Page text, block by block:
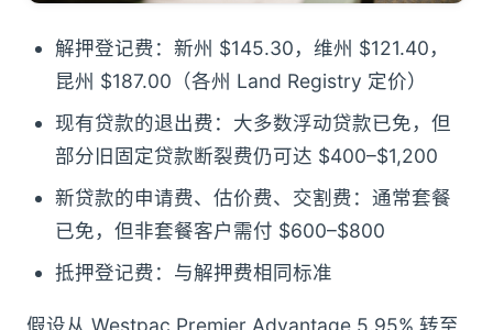
解押登记费：新州 $145.30，维州 $121.40，
昆州 $187.00（各州 Land Registry 定价）
现有贷款的退出费：大多数浮动贷款已免，但
部分旧固定贷款断裂费仍可达 $400–$1,200
新贷款的申请费、估价费、交割费：通常套餐
已免，但非套餐客户需付 $600–$800
抵押登记费：与解押费相同标准
假设从 Westpac Premier Advantage 5.95% 转至